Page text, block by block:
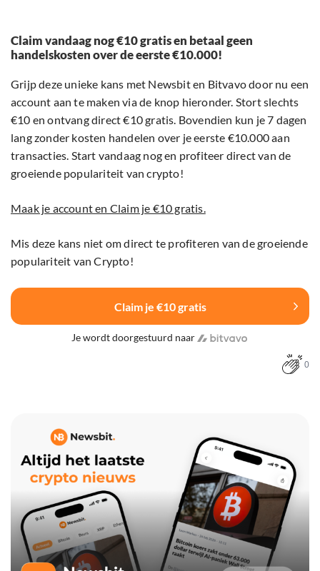
Claim vandaag nog €10 gratis en betaal geen
handelskosten over de eerste €10.000!
Grijp deze unieke kans met Newsbit en Bitvavo door nu een
account aan te maken via de knop hieronder. Stort slechts
€10 en ontvang direct €10 gratis. Bovendien kun je 7 dagen
lang zonder kosten handelen over je eerste €10.000 aan
transacties. Start vandaag nog en profiteer direct van de
groeiende populariteit van crypto!
Maak je account en Claim je €10 gratis.
Mis deze kans niet om direct te profiteren van de groeiende
populariteit van Crypto!
Claim je €10 gratis
Je wordt doorgestuurd naar
0